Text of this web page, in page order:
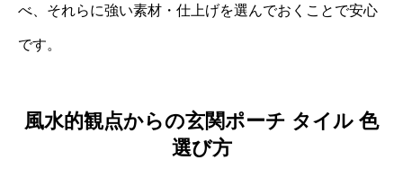
べ、それらに強い素材・仕上げを選んでおくことで安心
です。
風水的観点からの玄関ポーチ タイル 色
選び方